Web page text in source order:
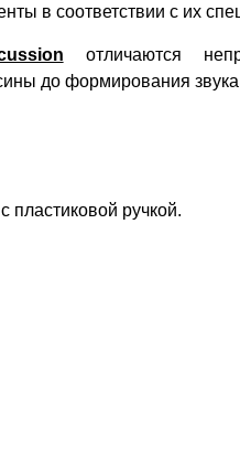
в соответствии с их
отличаются
до формирования звука
пластиковой ручкой.